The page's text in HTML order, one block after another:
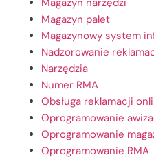
Magazyn narzędzi
Magazyn palet
Magazynowy system
Nadzorowanie
Narzędzia
Numer RMA
Obsługa reklamacji
Oprogramowanie
Oprogramowanie
Oprogramowanie RMA